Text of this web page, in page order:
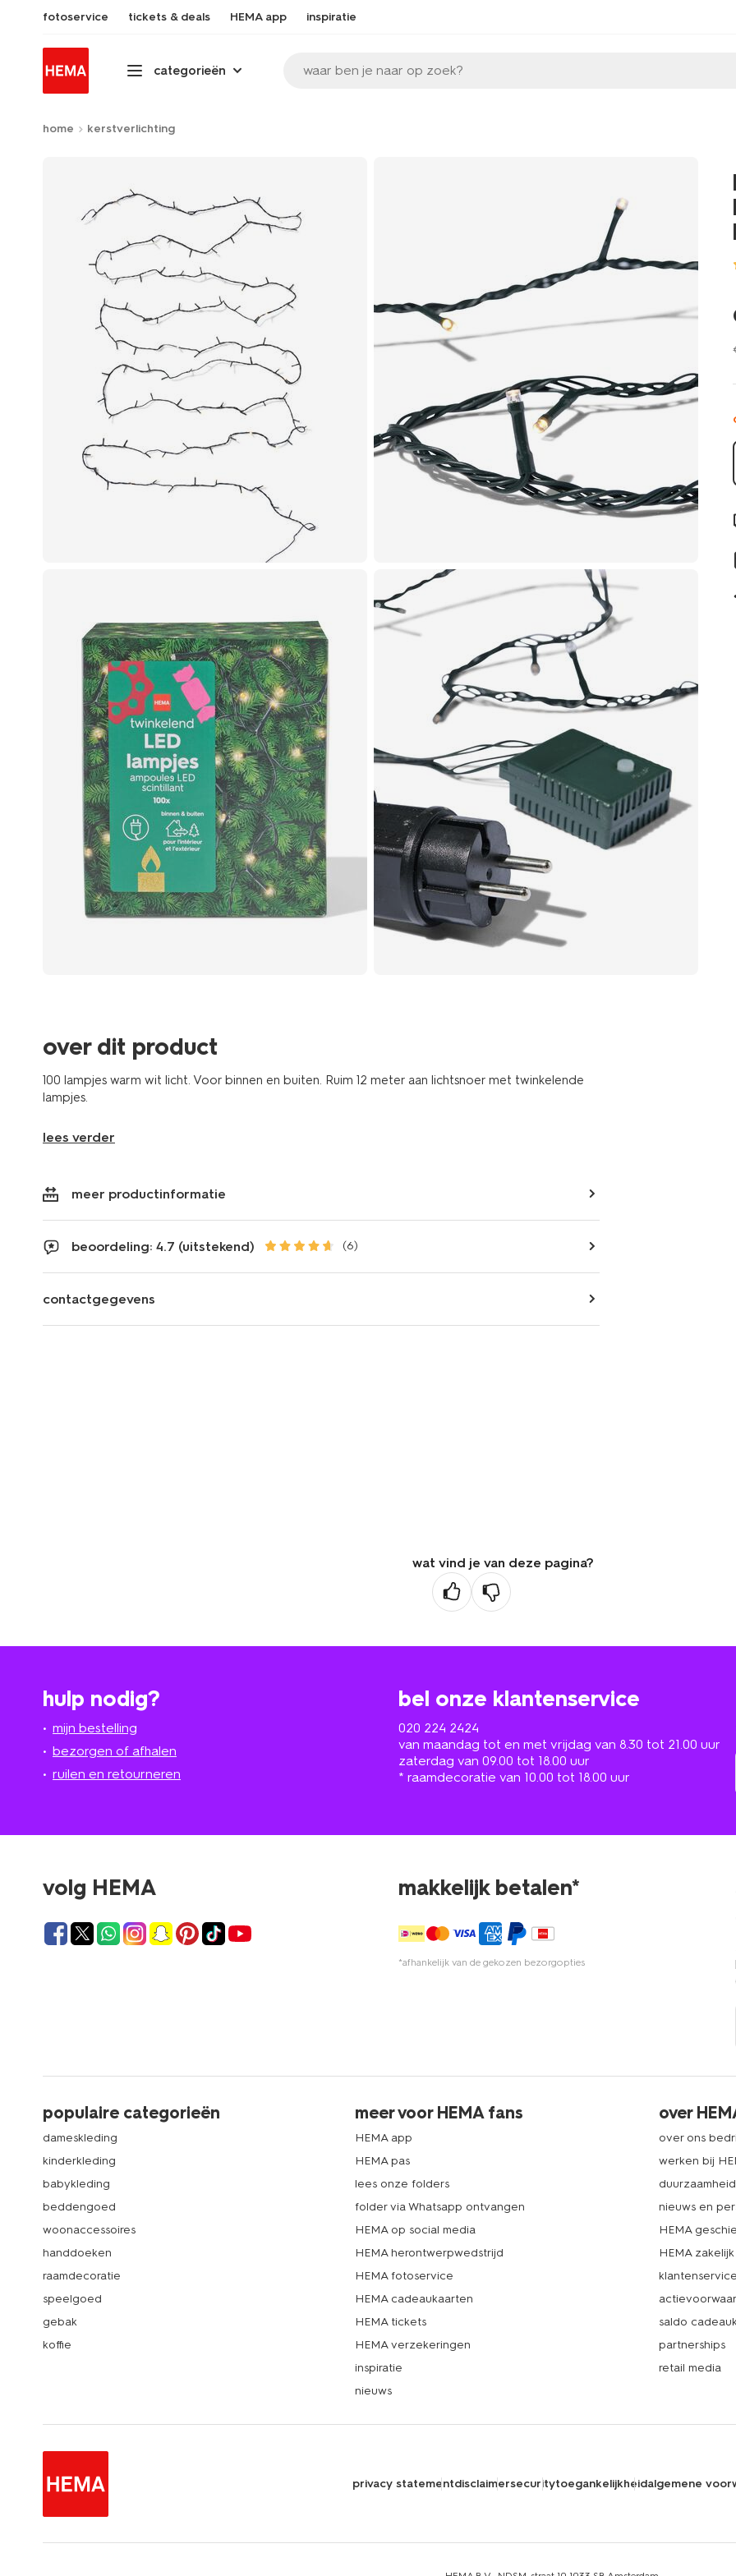
fotoservice tickets & deals HEMA app inspiratie
categorieën waar ben je naar op zoek?
home kerstverlichting
over dit product
100 lampjes warm wit licht. Voor binnen en buiten. Ruim 12 meter aan lichtsnoer met twinkelende
lampjes.
lees verder
meer productinformatie
beoordeling: 4.7 (uitstekend) (6)
contactgegevens
wat vind je van deze pagina?
hulp nodig?
mijn bestelling
bezorgen of afhalen
ruilen en retourneren
bel onze klantenservice
020 224 2424
van maandag tot en met vrijdag van 8.30 tot 21.00 uur
zaterdag van 09.00 tot 18.00 uur
* raamdecoratie van 10.00 tot 18.00 uur
volg HEMA makkelijk betalen*
*afhankelijk van de gekozen bezorgopties
populaire categorieën
dameskleding
kinderkleding
babykleding
beddengoed
woonaccessoires
handdoeken
raamdecoratie
speelgoed
gebak
koffie
meer voor HEMA fans
HEMA app
HEMA pas
lees onze folders
folder via Whatsapp ontvangen
HEMA op social media
HEMA herontwerpwedstrijd
HEMA fotoservice
HEMA cadeaukaarten
HEMA tickets
HEMA verzekeringen
inspiratie
nieuws
over
over ons
werken bij
duurzaamheid
nieuws en
HEMA
HEMA zakelijk
klantenservice
saldo
partnerships
retail media
privacy statementdisclaimersecuritytoegankelijkheidalgemene